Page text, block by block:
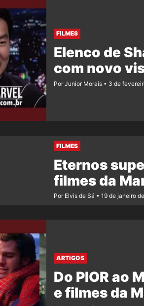
FILMES
Elenco de
com novo
Por Junior Morais 3 de
FILMES
Eternos
filmes da
Por Elvis de Sá 19 de janeiro
ARTIGOS
Do PIOR ao
e filmes da